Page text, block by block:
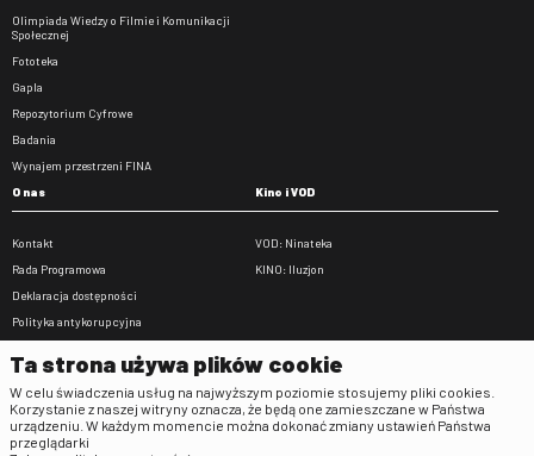
Olimpiada Wiedzy o Filmie i Komunikacji
Społecznej
Fototeka
Gapla
Repozytorium Cyfrowe
Badania
Wynajem przestrzeni FINA
O nas
Kontakt
Rada Programowa
Deklaracja dostępności
Polityka antykorupcyjna
Zamówienia publiczne
Praca w FINA
Kino i VOD
VOD: Ninateka
KINO: Iluzjon
Regulaminy
Ta strona używa plików cookie
W celu świadczenia usług na najwyższym poziomie stosujemy pliki cookies.
Korzystanie z naszej witryny oznacza, że będą one zamieszczane w Państwa
urządzeniu. W każdym momencie można dokonać zmiany ustawień Państwa
przeglądarki